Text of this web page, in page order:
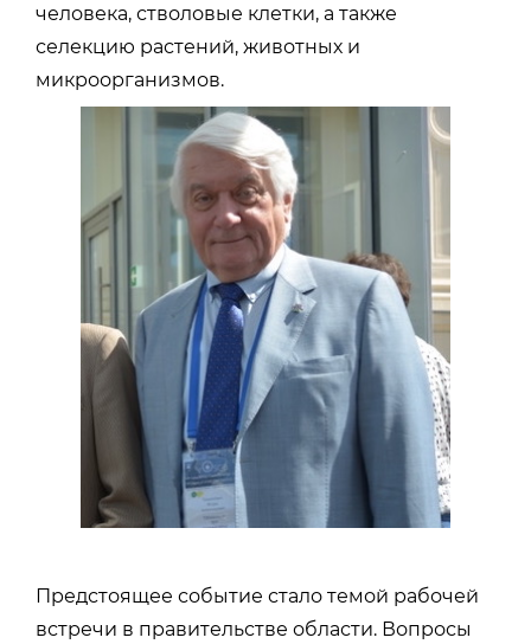
человека, стволовые клетки, а также
селекцию растений, животных и
микроорганизмов.
Предстоящее событие стало темой рабочей
встречи в правительстве области. Вопросы